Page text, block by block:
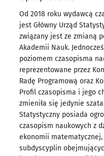
Od 2018 roku wydawcą
jest Główny Urząd
związany jest ze zmianą
Akademii Nauk.
poziomem czasopisma
reprezentowane przez
Radę Programową oraz
Profil czasopisma i jego
zmieniła się jedynie
Statystyczny posiada
czasopism naukowych z
ekonomii
subdyscyplin